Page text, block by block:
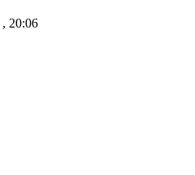
, 20:06